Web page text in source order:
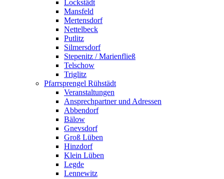
Lockstädt
Mansfeld
Mertensdorf
Nettelbeck
Putlitz
Silmersdorf
Stepenitz / Marienfließ
Telschow
Triglitz
Pfarrsprengel Rühstädt
Veranstaltungen
Ansprechpartner und Adressen
Abbendorf
Bälow
Gnevsdorf
Groß Lüben
Hinzdorf
Klein Lüben
Legde
Lennewitz